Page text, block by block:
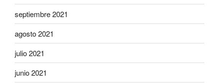
septiembre 2021
agosto 2021
julio 2021
junio 2021